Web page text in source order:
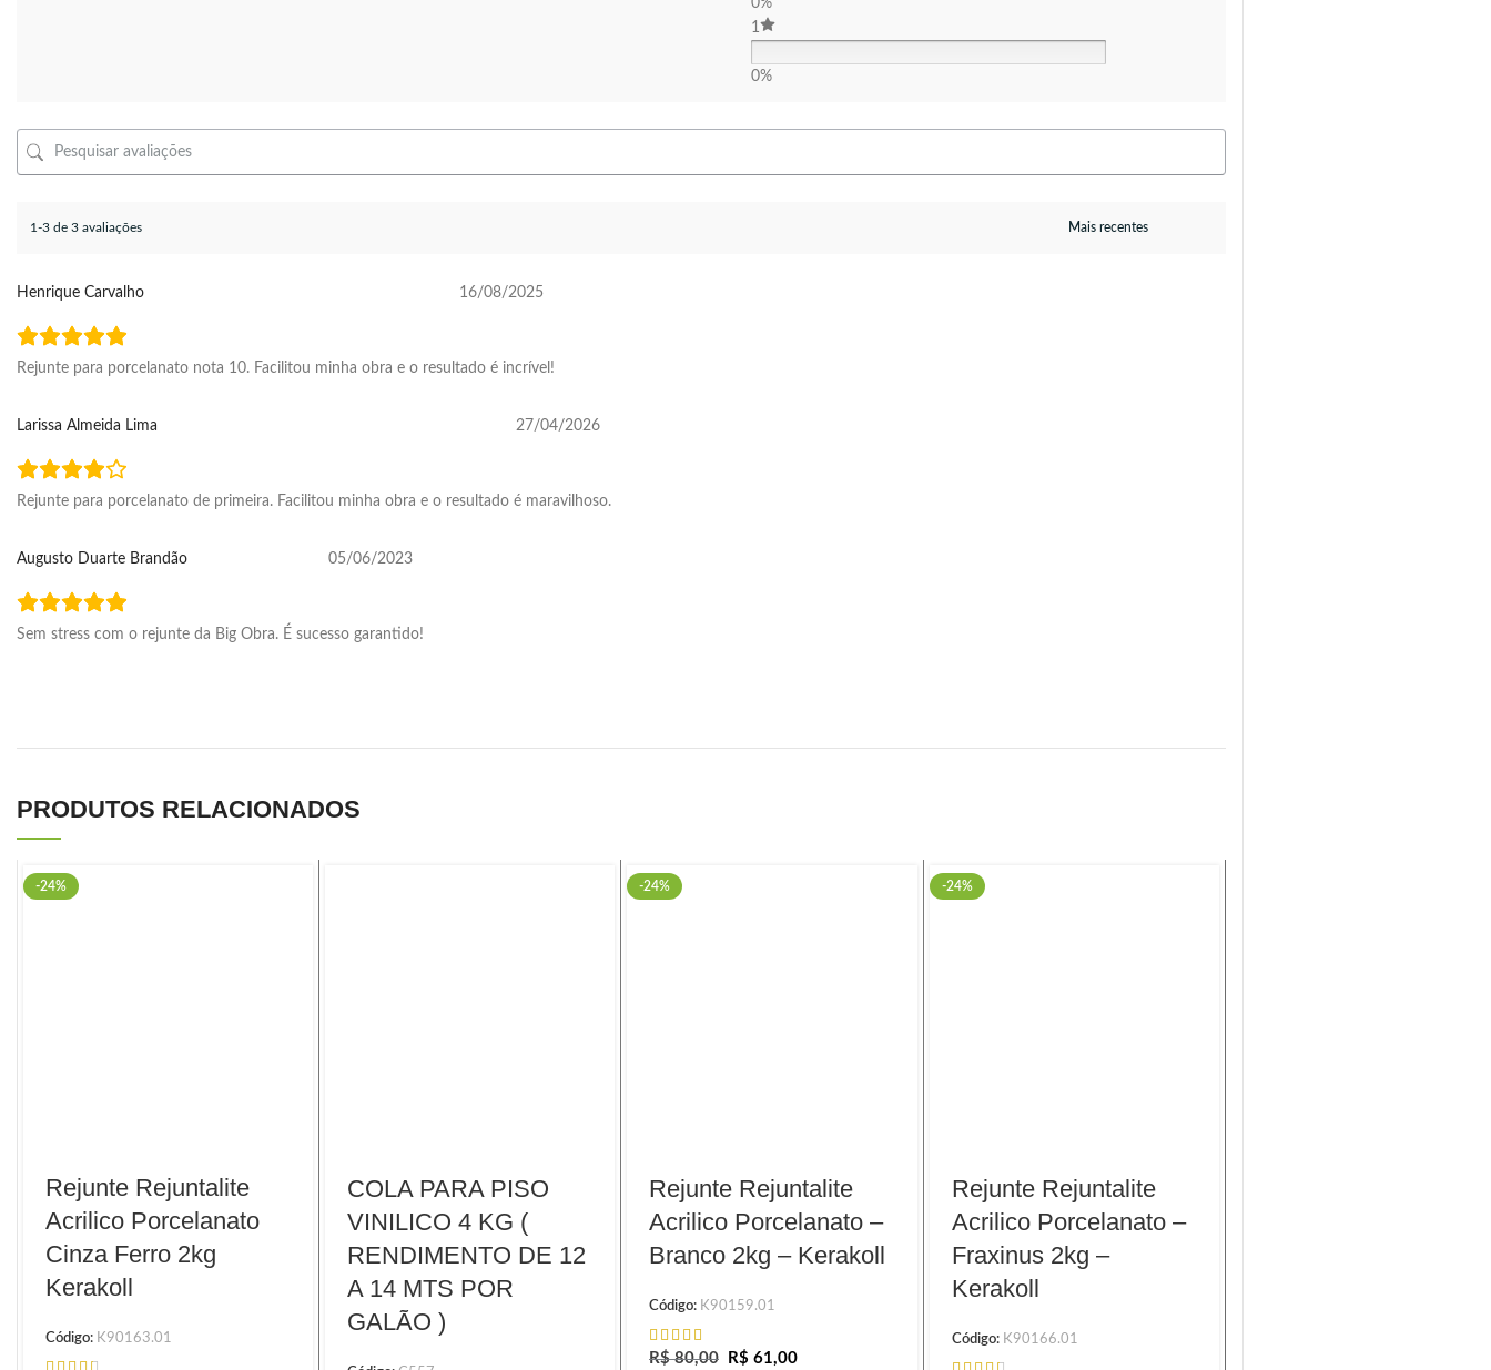
0%
1
0%
1-3 de 3 avaliações
Henrique Carvalho 16/08/2025
Rejunte para porcelanato nota 10. Facilitou minha obra e o resultado é incrível!
Larissa Almeida Lima 27/04/2026
Rejunte para porcelanato de primeira. Facilitou minha obra e o resultado é maravilhoso.
Augusto Duarte Brandão 05/06/2023
Sem stress com o rejunte da Big Obra. É sucesso garantido!
PRODUTOS RELACIONADOS
-24%
Rejunte Rejuntalite
Acrilico Porcelanato
Cinza Ferro 2kg
Kerakoll
Código: K90163.01
COLA PARA PISO
VINILICO 4 KG (
RENDIMENTO DE 12
A 14 MTS POR
GALÃO )
-24%
Rejunte Rejuntalite
Acrilico Porcelanato –
Branco 2kg – Kerakoll
Código: K90159.01
R$80,00 R$ 61,00
-24%
Rejunte Rejuntalite
Acrilico Porcelanato –
Fraxinus 2kg –
Kerakoll
Código: K90166.01